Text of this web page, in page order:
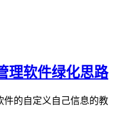
理软件绿化思路
件的自定义自己信息的教